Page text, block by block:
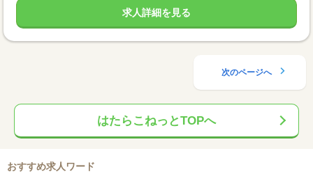
求人詳細を見る
次のページへ
はたらこねっとTOPへ
おすすめ求人ワード